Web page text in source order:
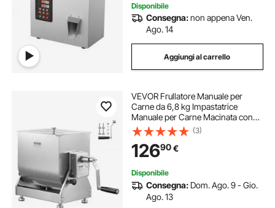
Disponibile
Consegna:non appena Ven.
Ago. 14
Aggiungi al carrello
VEVOR Frullatore Manuale per
Carne da 6,8 kg Impastatrice
Manuale per Carne Macinata con
Contenitore Ribaltabile,
Miscelazione Massima di 6,8 kg di
Carne, Impastatrice per Salsicce
con Riduttore
(3)
12690€
Disponibile
Consegna: Dom. Ago. 9 - Gio.
Ago. 13